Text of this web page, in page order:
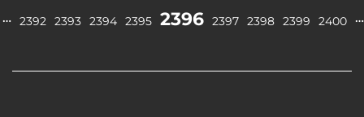
… 2392 2393 2394 2395 2396 2397 2398 2399 2400 …